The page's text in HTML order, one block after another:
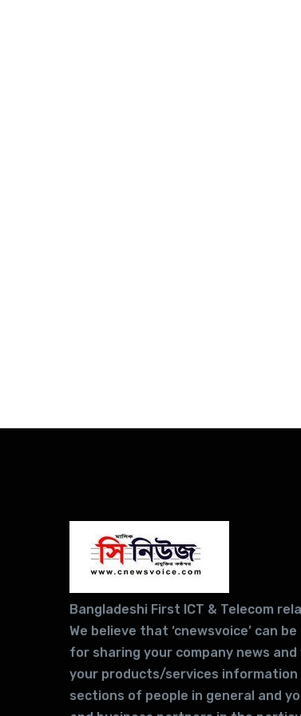
Bangladeshi First ICT & Telecom
We believe that ‘cnewsvoice’ can
for sharing your company news
your products/services
sections of people in general and